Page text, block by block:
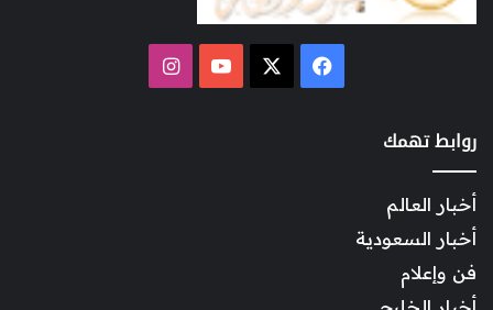
فيسبوك ‫YouTubeانستقرام
روابط تهمك
أخبار العالم
أخبار السعودية
فن وإعلام